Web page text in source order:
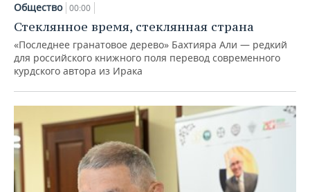
Общество 00:00
Стеклянное время, стеклянная страна
«Последнее гранатовое дерево» Бахтияра Али — редкий
для российского книжного поля перевод современного
курдского автора из Ирака